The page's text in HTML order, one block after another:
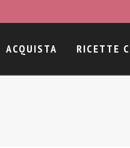
ACQUISTA RICETTE